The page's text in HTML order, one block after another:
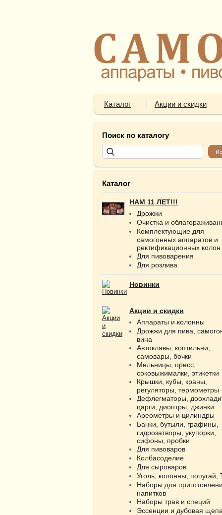
Каталог Акции и скидки
Поиск по каталогу
Каталог
НАМ 11 ЛЕТ!!!
Дрожжи
Очистка и
Комплектующие для
самогонных аппаратов и
ректификационных колон
Для пивоварения
Для розлива
Новинки
Акции и скидки
Аппараты и колонны
Дрожжи для пива,
вина
Автоклавы, коптильни,
самовары, бочки
Мельницы, пресс,
соковыжималки, этикетки
Крышки, кубы, краны,
регуляторы, термометры
Дефлегматоры,
царги, диоптры, джинки
Ареометры и цилиндры
Банки, бутыли, графины,
гидрозатворы, укупорки,
сифоны, пробки
Для пивоваров
Колбасоделие
Для сыроваров
Уголь, колонны, попугай,
Наборы для
напитков
Наборы трав и специй
Эссенции и дубовая щепа